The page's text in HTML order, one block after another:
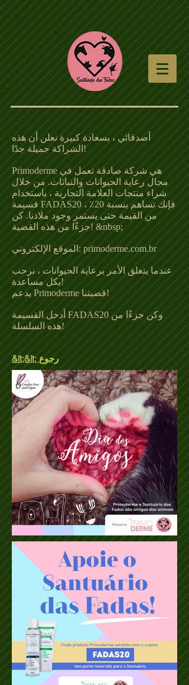
أصدقائي ، بسعادة كبيرة نعلن أن هذه
الشراكة جميلة جدًا!
Primoderme هي شركة صادقة تعمل في
مجال رعاية الحيوانات والنباتات. من خلال
شراء منتجات العلامة التجارية ، باستخدام
قسيمة FADAS20 ، فإنك تساهم بنسبة 20٪
من القيمة حتى يستمر وجود ملاذنا. كن
جزءًا من هذه القضية! &nbsp;
الموقع الإلكتروني: primoderme.com.br
عندما يتعلق الأمر برعاية الحيوانات ، نرحب
بكل مساعدة!
يدعم Primoderme قضيتنا!
أدخل القسيمة FADAS20 وكن جزءًا من
هذه السلسلة!
&lt;&lt; رجوع